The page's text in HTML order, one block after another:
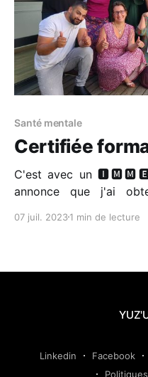
Santé mentale
Certifiée
C'est avec un
annonce que j'ai
auprès de PREMIERS
jours, : ✅ d'améliorer
07 juil. 20231 min de lecture
Linkedin Facebook